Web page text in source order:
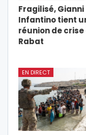
Fragilisé, Gianni
Infantino tient
réunion de crise
Rabat
EN DIRECT